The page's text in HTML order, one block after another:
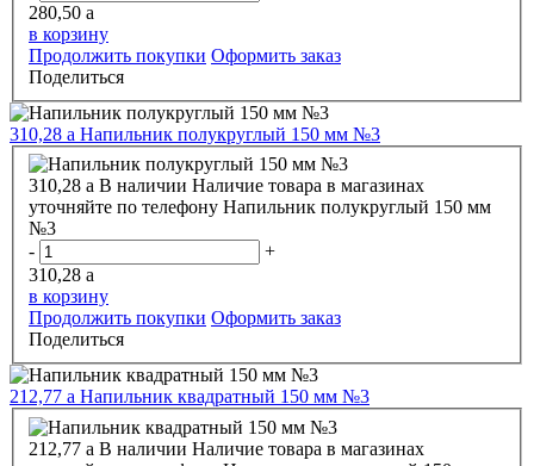
280,50 a
в корзину
Продолжить покупки Оформить заказ
Поделиться
310,28 a Напильник полукруглый 150 мм №3
310,28 a В наличии Наличие товара в магазинах
уточняйте по телефону Напильник полукруглый 150 мм
№3
-
+
310,28 a
в корзину
Продолжить покупки Оформить заказ
Поделиться
212,77 a Напильник квадратный 150 мм №3
212,77 a В наличии Наличие товара в магазинах